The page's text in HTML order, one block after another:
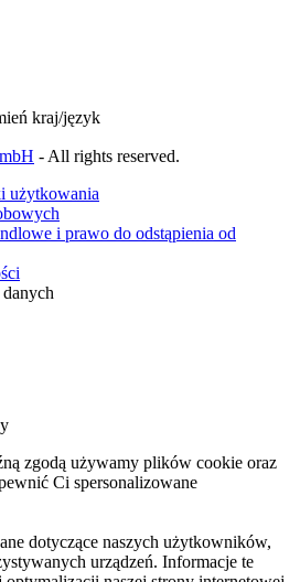
kraj/język
- All rights reserved.
użytkowania
i prawo do odstąpienia od
zgodą używamy plików cookie oraz
Ci spersonalizowane
dotyczące naszych użytkowników,
urządzeń. Informacje te